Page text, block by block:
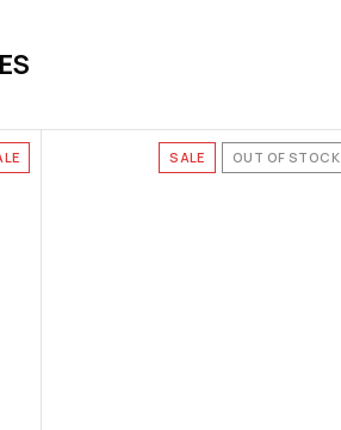
SALE OUT OF STOCK